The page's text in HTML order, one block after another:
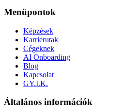
Menüpontok
Képzések
Karrierutak
Cégeknek
AI Onboarding
Blog
Kapcsolat
GY.I.K.
Általános információk